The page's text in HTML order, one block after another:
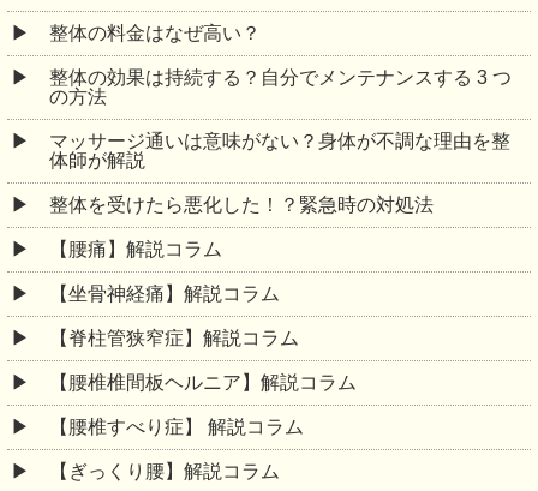
整体の料金はなぜ高い？
整体の効果は持続する？自分でメンテナンスする 3 つ
の方法
マッサージ通いは意味がない？身体が不調な理由を整
体師が解説
整体を受けたら悪化した！？緊急時の対処法
【腰痛】解説コラム
【坐骨神経痛】解説コラム
【脊柱管狭窄症】解説コラム
【腰椎椎間板ヘルニア】解説コラム
【腰椎すべり症】 解説コラム
【ぎっくり腰】解説コラム